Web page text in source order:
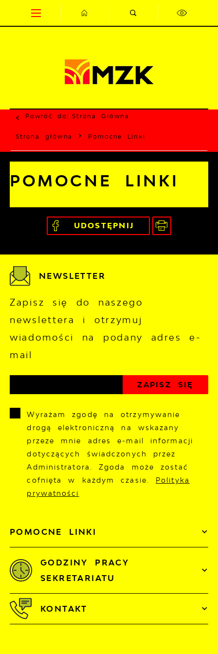
Przejdź do menu.
Przejdź do wyszukiwarki.
Przejdź do treści.
Przejdź do ustawień wielkości czcionki.
Wyłącz wersję kontrastową strony.
Powróć do: Strona Główna
Strona główna Pomocne Linki
POMOCNE LINKI
UDOSTĘPNIJ
POMOCNE LINKI
NEWSLETTER
Zapisz się do naszego
newslettera i otrzymuj
wiadomości na podany adres e-
mail
Wyrażam zgodę na otrzymywanie
drogą elektroniczną na wskazany
przeze mnie adres e-mail informacji
dotyczących świadczonych przez
Administratora. Zgoda może zostać
cofnięta w każdym czasie. Polityka
prywatności
GODZINY PRACY
SEKRETARIATU
KONTAKT